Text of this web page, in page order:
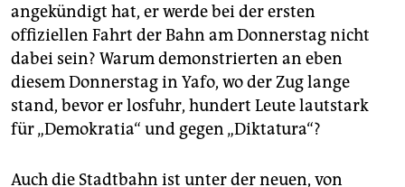
angekündigt hat, er werde bei der ersten
offiziellen Fahrt der Bahn am Donnerstag nicht
dabei sein? Warum demonstrierten an eben
diesem Donnerstag in Yafo, wo der Zug lange
stand, bevor er losfuhr, hundert Leute lautstark
für „Demokratia“ und gegen „Diktatura“?
Auch die Stadtbahn ist unter der neuen, von